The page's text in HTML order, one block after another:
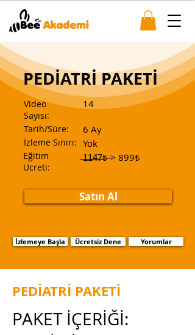
PEDİATRİ PAKETİ
Video
Sayısı:
Tarih/Süre:
İzleme Sınırı:
Eğitim
Ücreti:
14
6 Ay
Yok
̶1̶1̶4̶7̶₺̶ > 899₺
Satın Al
İzlemeye Başla Ücretsiz Dene Yorumlar
PEDİATRİ PAKETİ
PAKET İÇERİĞİ: